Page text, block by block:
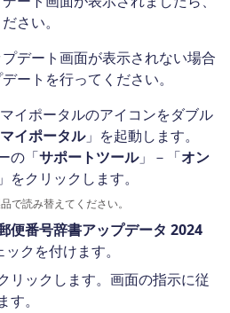
さい。
デート画面が表示されない場合
ートを行ってください。
イポータルのアイコンをダブル
イポータル」を起動します。
の「サポートツール」－「オン
」をクリックします。
で読み替えてください。
便番号辞書アップデータ 2024
ックを付けます。
リックします。画面の指示に従
。